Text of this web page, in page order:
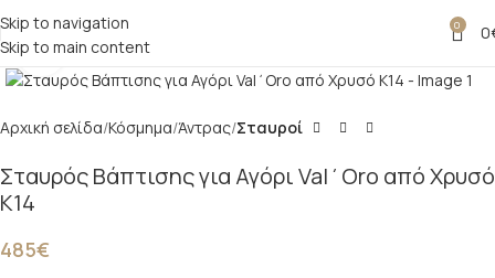
Skip to navigation
Skip to main content
0 0
Click to enlarge
Αρχική σελίδα Κόσμημα Άντρας Σταυροί
Σταυρός Βάπτισης για Αγόρι Val΄Oro από Χρυσό
Κ14
485€